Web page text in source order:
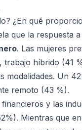
? ¿En qué
que la respuesta
. Las mujeres
híbrido (41
modalidades. Un
remoto (43 %).
y las
Mientras que